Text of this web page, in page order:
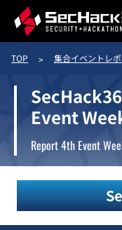
コース概
トレーナ
TOP 集合イベントレ
Event
Report 4th Event